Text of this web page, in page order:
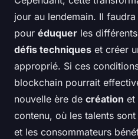
jour au lendemain. Il
pour éduquer les
défis techniques et créer
approprié. Si ces
blockchain pourrait
nouvelle ère de création et
contenu, où les talents
et les consommateurs